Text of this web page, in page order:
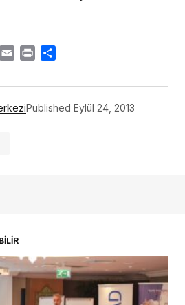
Telegram
Email Print
Published Eylül 24, 2013